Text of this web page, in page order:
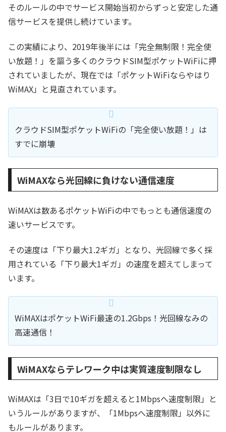
そのルールの中でサービス開始当初からずっと安定した通
信サービスを提供し続けています。
この実績により、2019年後半には「完全無制限！完全使
い放題！」を謳う多くのクラウドSIM型ポケットWiFiに押
されていましたが、現在では「ポケットWiFiならやはり
WiMAX」と見直されています。
クラウドSIM型ポケットWiFiの「完全使い放題！」は
すでに崩壊
WiMAXなら光回線に負けない通信速度
WiMAXは数あるポケットWiFiの中でもっとも通信速度の
速いサービスです。
その速度は「下り最大1.2ギガ」となり、光回線で多く採
用されている「下り最大1ギガ」の速度を超えてしまって
います。
WiMAXはポケットWiFi最速の1.2Gbps！光回線なみの
高速通信！
WiMAXならテレワーク中は実質速度制限なし
WiMAXは「3日で10ギガを超えると1Mbpsへ速度制限」と
いうルールがありますが、「1Mbpsへ速度制限」以外に
もルールがあります。